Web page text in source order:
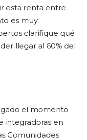
esta renta entre
es muy
clarifique qué
llegar al 60% del
el momento
integradoras en
Comunidades